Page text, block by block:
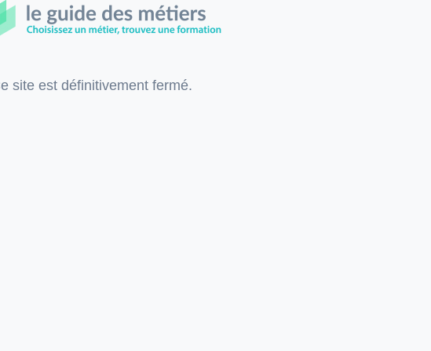
site est définitivement fermé.